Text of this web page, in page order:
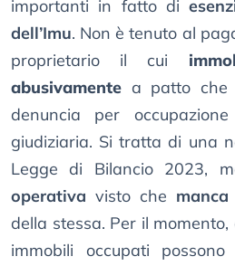
importanti in fatto di
dell’Imu. Non è tenuto al
proprietario il cui
abusivamente a patto che
denuncia per
giudiziaria. Si tratta di una
Legge di Bilancio 2023,
operativa visto che
della stessa. Per il
immobili occupati